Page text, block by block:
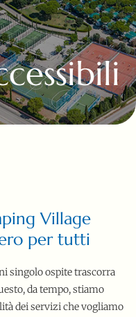
Village
per tutti
singolo ospite trascorra
da tempo, stiamo
dei servizi che vogliamo